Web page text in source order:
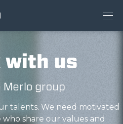
with us
Merlo group
talents. We need motivated
share our values and